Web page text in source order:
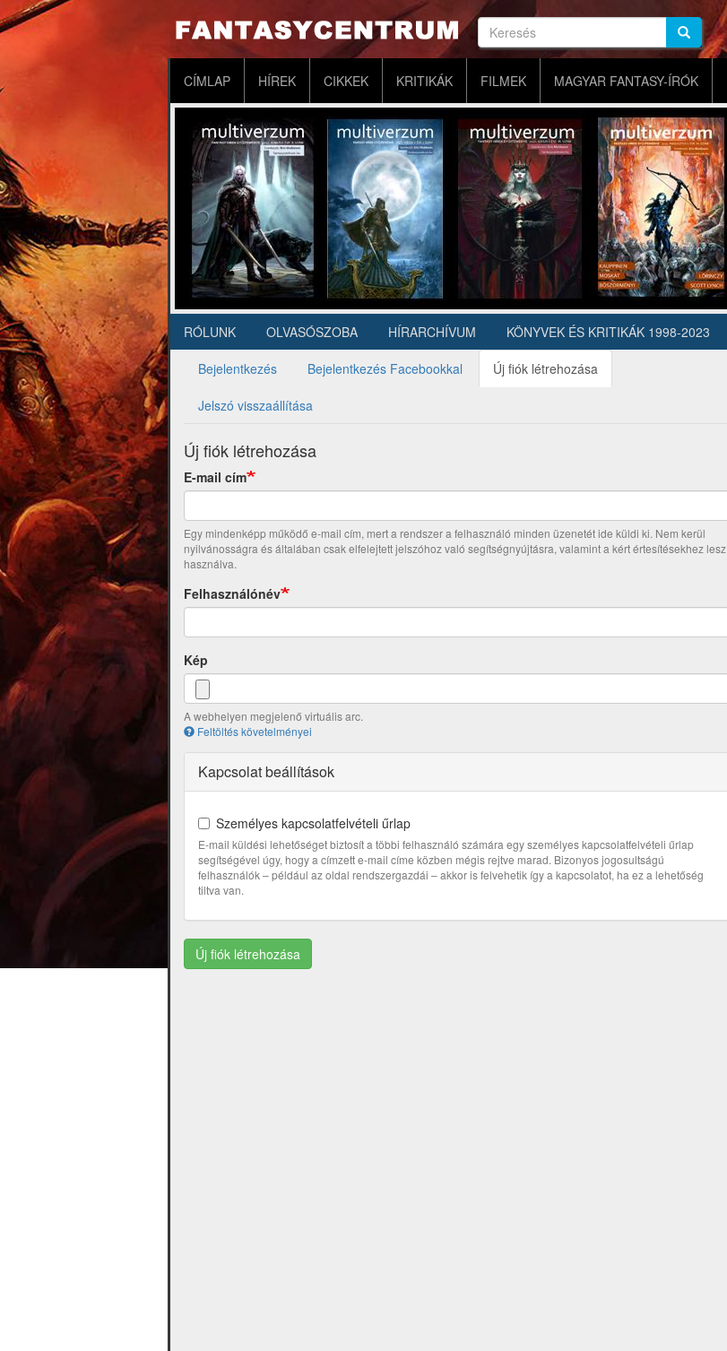
Ugrás
tartalomra
Keresés
Keresés Keresés
Fő
navigáció
CÍMLAP HÍREK CIKKEK KRITIKÁK FILMEK MAGYAR FANTASY-ÍRÓK
Másodlagos
navigáció
RÓLUNK OLVASÓSZOBA HÍRARCHÍVUM KÖNYVEK ÉS KRITIKÁK 1998-2023
Elsődleges
Bejelentkezés Bejelentkezés Facebookkal Új fiók létrehozása
Jelszó visszaállítása
Új fiók létrehozása
E-mail cím
Egy mindenképp működő e-mail cím, mert a rendszer a felhasználó minden üzenetét ide küldi ki. Nem kerül
nyilvánosságra és általában csak elfelejtett jelszóhoz való segítségnyújtásra, valamint a kért értesítésekhez lesz
használva.
Felhasználónév
Kép
A webhelyen megjelenő virtuális arc.
Feltöltés követelményei
Kapcsolat beállítások
Személyes kapcsolatfelvételi űrlap
E-mail küldési lehetőséget biztosít a többi felhasználó számára egy személyes kapcsolatfelvételi űrlap
segítségével úgy, hogy a címzett e-mail címe közben mégis rejtve marad. Bizonyos jogosultságú
felhasználók – például az oldal rendszergazdái – akkor is felvehetik így a kapcsolatot, ha ez a lehetőség
tiltva van.
Új fiók létrehozása